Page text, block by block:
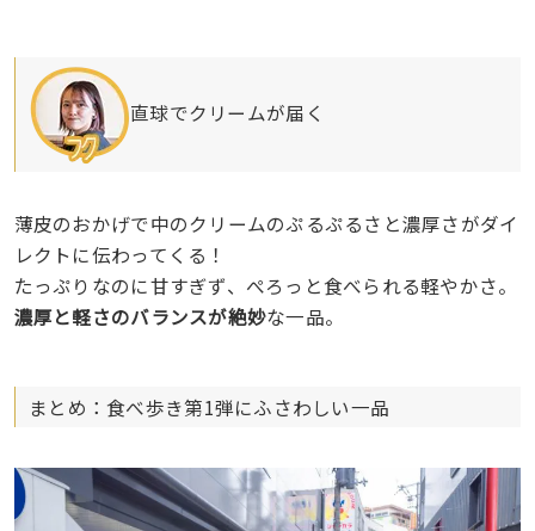
直球でクリームが届く
薄皮のおかげで中のクリームのぷるぷるさと濃厚さがダイ
レクトに伝わってくる！
たっぷりなのに甘すぎず、ぺろっと食べられる軽やかさ。
濃厚と軽さのバランスが絶妙な一品。
まとめ：食べ歩き第1弾にふさわしい一品